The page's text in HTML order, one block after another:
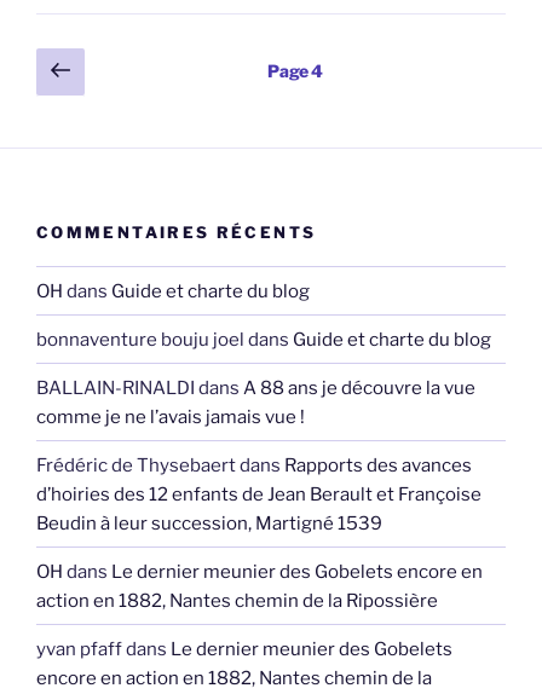
Pagination
des
Page
précédente
Page4
COMMENTAIRES RÉCENTS
OH dans Guide et charte du blog
bonnaventure bouju joel dans Guide et charte du blog
BALLAIN-RINALDI dans A 88 ans je découvre la vue
comme je ne l’avais jamais vue !
Frédéric de Thysebaertdans Rapports des avances
d’hoiries des 12 enfants de Jean Berault et Françoise
Beudin à leur succession, Martigné 1539
OH dans Le dernier meunier des Gobelets encore en
action en 1882, Nantes chemin de la Ripossière
yvan pfaffdans Le dernier meunier des Gobelets
encore en action en 1882, Nantes chemin de la